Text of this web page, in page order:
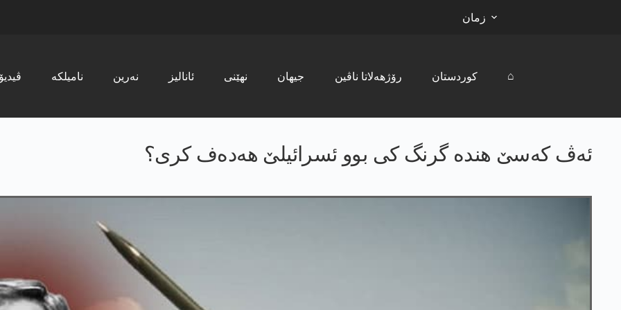
زمان
ڤیدیۆ نامیلکە نەرین ئانالیز نھێنی جیھان رۆژھەلاتا ناڤین کوردستان ⌂
ئه‌ڤ كه‌سێ هنده‌ گرنگ كی بوو ئسرائیلێ هه‌ده‌ف كری؟